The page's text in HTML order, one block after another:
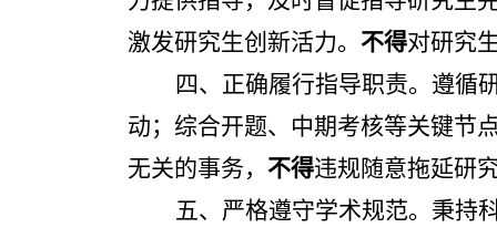
激发研究生创新活力。 不得对研究
四、正确履行指导职责。遵循
动；综合开题、中期考核等关键节
无关的事务， 不得违规随意拖延研
五、严格遵守学术规范。秉持